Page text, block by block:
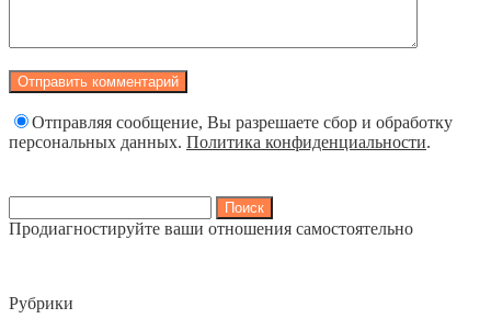
Отправляя сообщение, Вы разрешаете сбор и обработку
персональных данных. Политика конфиденциальности.
Продиагностируйте ваши отношения самостоятельно
Рубрики